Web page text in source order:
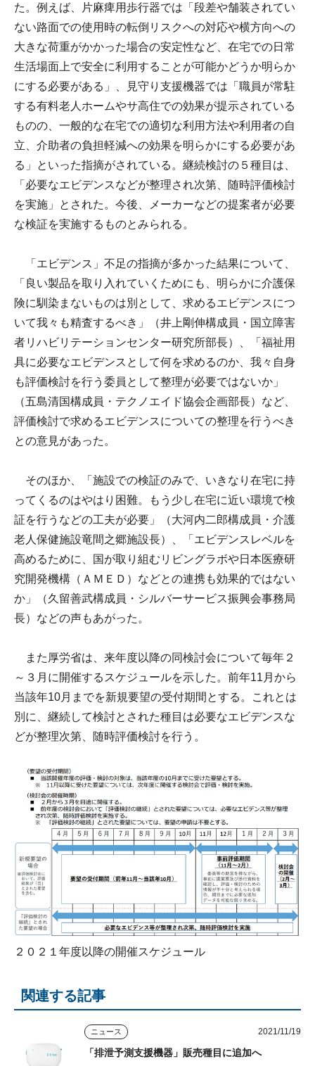
た。例えば、片麻痺用歩行器では「段差や舗装されてい
ない路面での使用時の転倒リスクへの対応や横方向への
大きな荷重がかかった場合の安定性など、在宅での日常
生活場面上で安全に利用することが可能かどうか明らか
にする必要がある」、見守り支援機器では「職員が常駐
する有料老人ホームやサ高住での効果が提示されている
ものの、一般的な在宅での適切な利用方法や利用者の自
立、介助者の負担軽減への効果を明らかにする必要があ
る」といった指摘がされている。継続検討の５種目は、
「必要なエビデンスなどが整理され次第、随時評価検討
を実施」とされた。今後、メーカーなどの提案者が必要
な検証を実施するものとみられる。
「エビデンス」不足の指摘が多かった結果について、
「良い製品を取り入れていくためにも、明らかに介護保
険に馴染まないものは別として、求めるエビデンスにつ
いて我々も精査するべき」（井上剛伸構成員・国立障害
者リハビリテーションセンター研究所部長）、「福祉用
具に必要なエビデンスとして何を求めるのか、我々自身
も評価検討を行う委員として整理が必要ではないか」
（五島清国構成員・テクノエイド協会企画部長）など、
評価検討で求めるエビデンスについての整理を行うべき
との意見があった。
そのほか、「施設での検証のみで、いきなり在宅に持
ってくるのはやはり困難。もう少し在宅に近い環境で検
証を行うなどの工夫が必要」（大河内二郎構成員・介護
老人保健施設竜間之郷施設長）、「エビデンスレベルを
高めるために、国が取り組むリビングラボや日本医療研
究開発機構（ＡＭＥＤ）などとの連携も効果的ではない
か」（久留善武構成員・シルバーサービス振興会事務局
長）などの声もあがった。
また厚労省は、来年度以降の同検討会について毎年２
～３月に開催するスケジュールを示した。前年11月から
当該年10月までを新規要望の受付期間とする。これとは
別に、継続して検討とされた種目は必要なエビデンスな
どが整理次第、随時評価検討を行う。
２０２１年度以降の開催スケジュール
関連する記事
ニュース 2021/11/19
「排泄予測支援機器」販売種目に追加へ